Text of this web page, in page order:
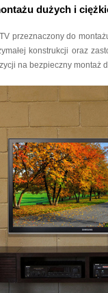
dużych i
przeznaczony do
konstrukcji oraz
na bezpieczny montaż